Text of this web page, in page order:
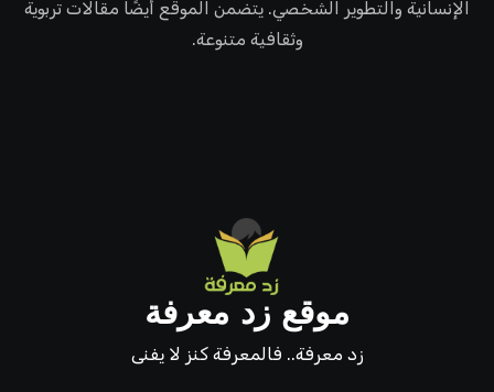
الإنسانية والتطوير الشخصي. يتضمن الموقع أيضًا مقالات تربوية
وثقافية متنوعة.
موقع زد معرفة
زد معرفة.. فالمعرفة كنز لا يفنى